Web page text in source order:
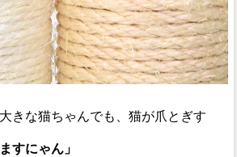
きな猫ちゃんでも、猫が爪とぎす
すにゃん」